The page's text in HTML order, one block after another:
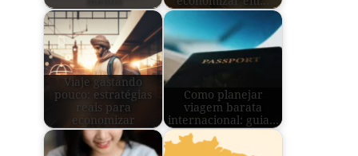
Viaje gastando
pouco: estratégias
reais para
economizar
Como planejar
viagem barata
internacional: guia…